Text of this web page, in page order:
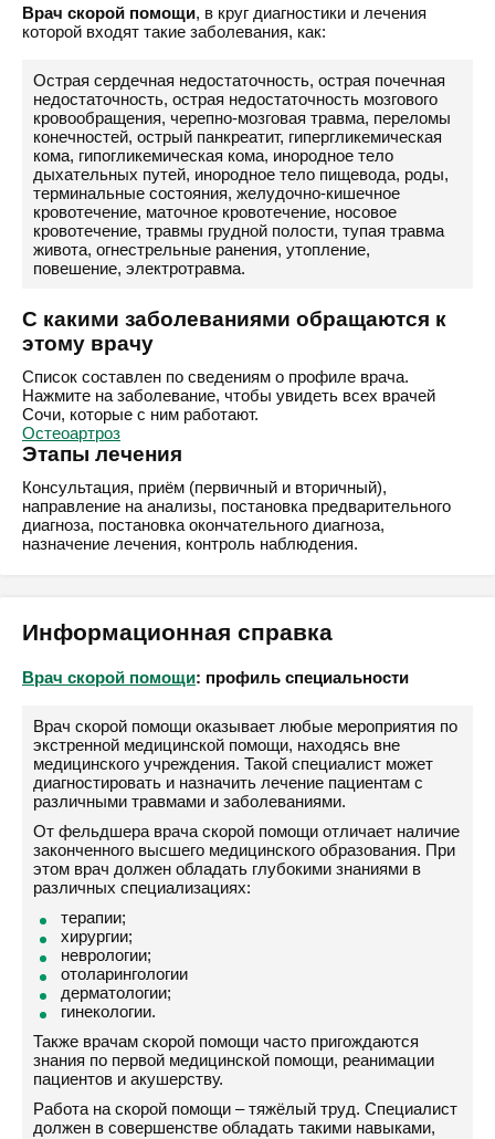
Врач скорой помощи, в круг диагностики и лечения
которой входят такие заболевания, как:
Острая сердечная недостаточность, острая почечная
недостаточность, острая недостаточность мозгового
кровообращения, черепно-мозговая травма, переломы
конечностей, острый панкреатит, гипергликемическая
кома, гипогликемическая кома, инородное тело
дыхательных путей, инородное тело пищевода, роды,
терминальные состояния, желудочно-кишечное
кровотечение, маточное кровотечение, носовое
кровотечение, травмы грудной полости, тупая травма
живота, огнестрельные ранения, утопление,
повешение, электротравма.
С какими заболеваниями обращаются к
этому врачу
Список составлен по сведениям о профиле врача.
Нажмите на заболевание, чтобы увидеть всех врачей
Сочи, которые с ним работают.
Остеоартроз
Этапы лечения
Консультация, приём (первичный и вторичный),
направление на анализы, постановка предварительного
диагноза, постановка окончательного диагноза,
назначение лечения, контроль наблюдения.
Информационная справка
Врач скорой помощи: профиль специальности
Врач скорой помощи оказывает любые мероприятия по
экстренной медицинской помощи, находясь вне
медицинского учреждения. Такой специалист может
диагностировать и назначить лечение пациентам с
различными травмами и заболеваниями.
От фельдшера врача скорой помощи отличает наличие
законченного высшего медицинского образования. При
этом врач должен обладать глубокими знаниями в
различных специализациях:
терапии;
хирургии;
неврологии;
отоларингологии
дерматологии;
гинекологии.
Также врачам скорой помощи часто пригождаются
знания по первой медицинской помощи, реанимации
пациентов и акушерству.
Работа на скорой помощи – тяжёлый труд. Специалист
должен в совершенстве обладать такими навыками,